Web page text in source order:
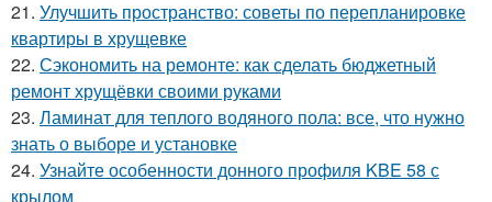
21. Улучшить пространство: советы по перепланировке
квартиры в хрущевке
22. Сэкономить на ремонте: как сделать бюджетный
ремонт хрущёвки своими руками
23. Ламинат для теплого водяного пола: все, что нужно
знать о выборе и установке
24. Узнайте особенности донного профиля KBE 58 с
крылом